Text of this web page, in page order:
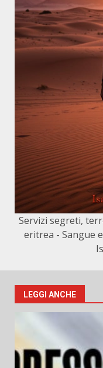
Servizi segreti,
eritrea - Sangue
LEGGI ANCHE